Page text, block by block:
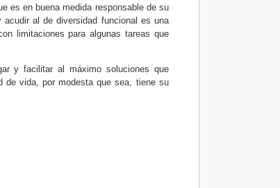
es en buena medida responsable de su
al de diversidad funcional es una
limitaciones para algunas tareas que
y facilitar al máximo soluciones que
de vida, por modesta que sea, tiene su